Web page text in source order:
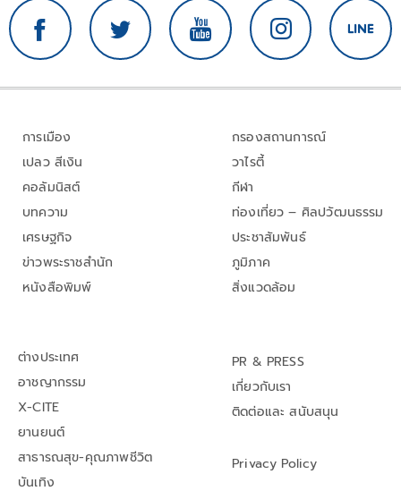
การเมือง
เปลว สีเงิน
คอลัมนิสต์
บทความ
เศรษฐกิจ
ข่าวพระราชสำนัก
หนังสือพิมพ์
กรองสถานการณ์
วาไรตี้
กีฬา
ท่องเที่ยว – ศิลปวัฒนธรรม
ประชาสัมพันธ์
ภูมิภาค
สิ่งแวดล้อม
ต่างประเทศ
อาชญากรรม
X-CITE
ยานยนต์
สาธารณสุข-คุณภาพชีวิต
บันเทิง
PR & PRESS
เกี่ยวกับเรา
ติดต่อและ สนับสนุน
Privacy Policy